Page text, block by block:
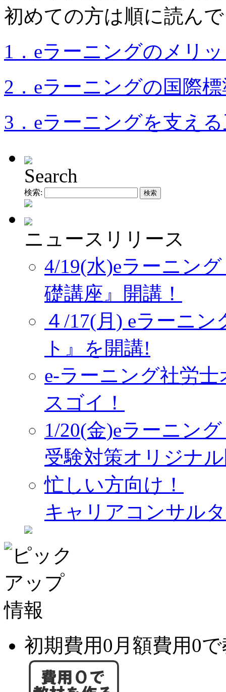
初めての方は順に読ん
1．eラーニングのメリ
2．eラーニングの国際
3．eラーニングを支え
Search
検索:
ニュースリリース
4/19(水)eラーニン
礎講座』開講！
４/17(月) eラーニ
ト』を開講!
e-ラーニング社労
スゴイ！
1/20(金)eラーニン
受験対策オリジナ
忙しい方向け！
キャリアコンサル
初期費用0月額費用0